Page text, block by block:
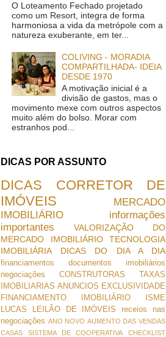
O Loteamento Fechado projetado
como um Resort, integra de forma
harmoniosa a vida da metrópole com a
natureza exuberante, em ter...
COLIVING - MORADIA
COMPARTILHADA- IDEIA
DESDE 1970
A motivação inicial é a
divisão de gastos, mas o
movimento mexe com outros aspectos
muito além do bolso. Morar com
estranhos pod...
DICAS POR ASSUNTO
DICAS
CORRETOR DE
IMÓVEIS
MERCADO
IMOBILIÁRIO
informações
importantes
VALORIZAÇÃO DO
MERCADO IMOBILIÁRIO
TECNOLOGIA
IMOBILIÁRIA
DICAS DO DIA A DIA
financiamentos
documentos imobiliários
negociações
CONSTRUTORAS
TAXAS
IMOBILIARIAS ANUNCIOS EXCLUSIVIDADE
FINANCIAMENTO IMOBILIÁRIO
ISME
LUCAS
LEILÃO DE IMÓVEIS
receios nas
negociações ANO NOVO AUMENTO DAS VENDAS
CASAS SISTEMA DE COOPERATIVA
CHECKLIST